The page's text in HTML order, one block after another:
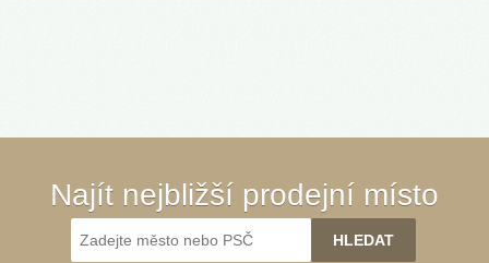
Najít nejbližší prodejní místo